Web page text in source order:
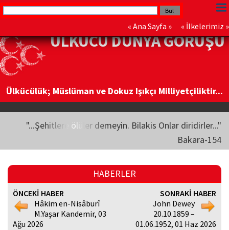
« Ana Sayfa » « İlkelerimiz »
ÜLKÜCÜ DÜNYA GÖRÜŞÜ
Ülkücülük; Müslüman ve Dokuz Işıkçı Milliyetçiliktir...
"...Şehitlere ölüler demeyin. Bilakis Onlar diridirler..."
Bakara-154
HABERLER
ÖNCEKİ HABER
Hâkim en-Nisâburî
M.Yaşar Kandemir, 03
Ağu 2026
SONRAKİ HABER
John Dewey
20.10.1859 –
01.06.1952, 01 Haz 2026